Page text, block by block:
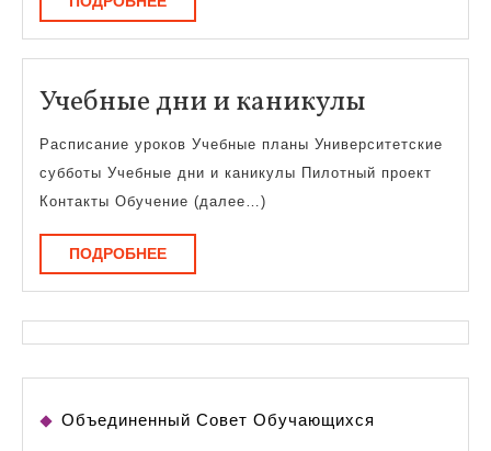
Учебные дни и каникулы
дни
и
Расписание уроков Учебные планы Университетские
субботы Учебные дни и каникулы Пилотный проект
Контакты Обучение (далее…)
ПОДРОБНЕЕПОДРОБНЕЕ
Объединенный Совет Обучающихся